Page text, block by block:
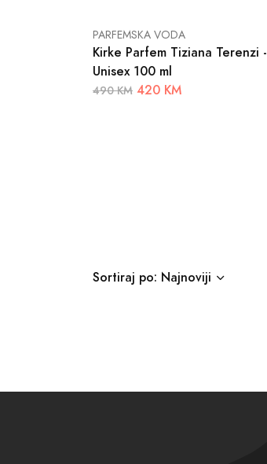
PARFEMSKA VODA
Kirke Parfem Tiziana Terenzi -
Unisex 100 ml
490 KM 420 KM
Sortiraj po: Najnoviji